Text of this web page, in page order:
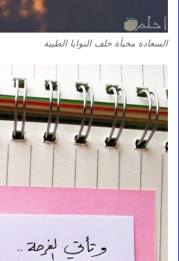
السعادة مخبأة خلف النوايا الطيبة